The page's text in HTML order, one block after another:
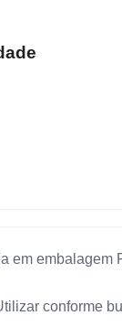
em embalagem
conforme